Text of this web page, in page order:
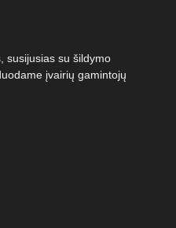
susijusias su šildymo
įvairių gamintojų